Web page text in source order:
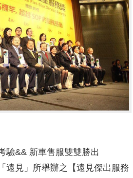
驗&& 新車售服雙雙勝出
遠見」所舉辦之【遠見傑出服務